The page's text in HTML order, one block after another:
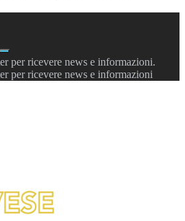
per ricevere news e informazioni.
per ricevere news e informazioni